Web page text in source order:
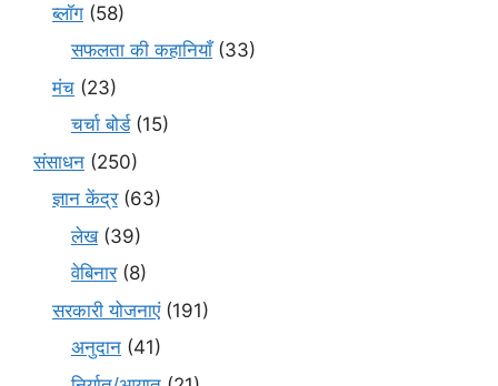
ब्लॉग (58)
सफलता की कहानियाँ(33)
मंच (23)
चर्चा बोर्ड(15)
संसाधन (250)
ज्ञान केंद्र(63)
लेख(39)
वेबिनार(8)
सरकारी योजनाएं(191)
अनुदान (41)